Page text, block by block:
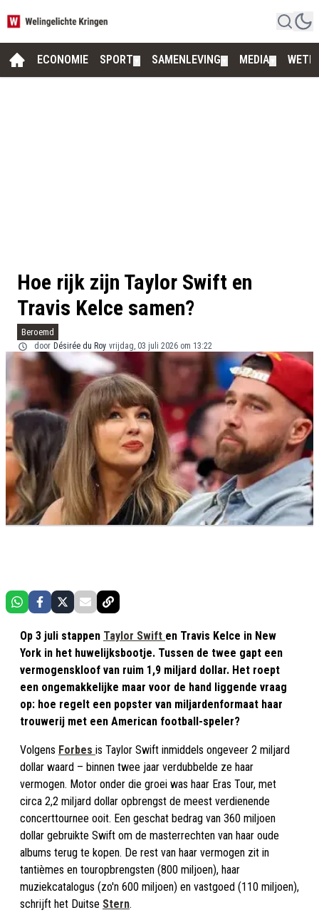
ECONOMIE SPORT SAMENLEVING MEDIA
Hoe rijk zijn Taylor Swift en
Travis Kelce samen?
Beroemd
door Désirée du Roy vrijdag, 03 juli 2026 om 13:22
Op 3 juli stappen Taylor Swift en Travis Kelce in New
York in het huwelijksbootje. Tussen de twee gapt een
vermogenskloof van ruim 1,9 miljard dollar. Het roept
een ongemakkelijke maar voor de hand liggende vraag
op: hoe regelt een popster van miljardenformaat haar
trouwerij met een American football-speler?
Volgens Forbes is Taylor Swift inmiddels ongeveer 2 miljard
dollar waard – binnen twee jaar verdubbelde ze haar
vermogen. Motor onder die groei was haar Eras Tour, met
circa 2,2 miljard dollar opbrengst de meest verdienende
concerttournee ooit. Een geschat bedrag van 360 miljoen
dollar gebruikte Swift om de masterrechten van haar oude
albums terug te kopen. De rest van haar vermogen zit in
tantièmes en touropbrengsten (800 miljoen), haar
muziekcatalogus (zo'n 600 miljoen) en vastgoed (110 miljoen),
schrijft het Duitse Stern.